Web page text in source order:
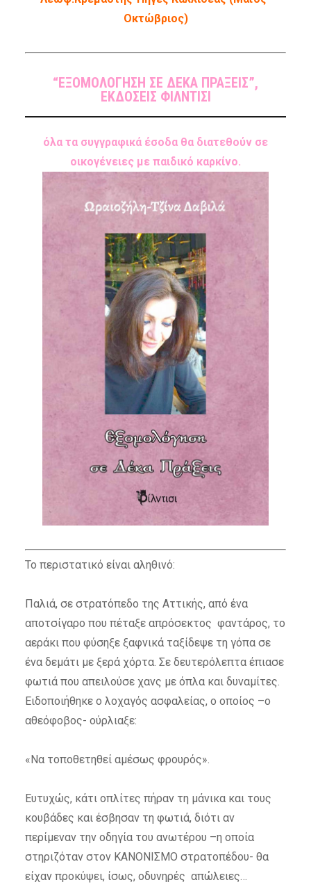
Οκτώβριος)
“ΕΞΟΜΟΛΟΓΗΣΗ ΣΕ ΔΕΚΑ ΠΡΑΞΕΙΣ”,
ΕΚΔΟΣΕΙΣ ΦΙΛΝΤΙΣΙ
όλα τα συγγραφικά έσοδα θα διατεθούν σε
οικογένειες με παιδικό καρκίνο.
Το περιστατικό είναι αληθινό:
Παλιά, σε στρατόπεδο της Αττικής, από ένα
αποτσίγαρο που πέταξε απρόσεκτος φαντάρος, το
αεράκι που φύσηξε ξαφνικά ταξίδεψε τη γόπα σε
ένα δεμάτι με ξερά χόρτα. Σε δευτερόλεπτα έπιασε
φωτιά που απειλούσε χανς με όπλα και δυναμίτες.
Ειδοποιήθηκε ο λοχαγός ασφαλείας, ο οποίος –ο
αθεόφοβος- ούρλιαξε:
«Να τοποθετηθεί αμέσως φρουρός».
Ευτυχώς, κάτι οπλίτες πήραν τη μάνικα και τους
κουβάδες και έσβησαν τη φωτιά, διότι αν
περίμεναν την οδηγία του ανωτέρου –η οποία
στηριζόταν στον ΚΑΝΟΝΙΣΜΟ στρατοπέδου- θα
είχαν προκύψει, ίσως, οδυνηρές απώλειες…